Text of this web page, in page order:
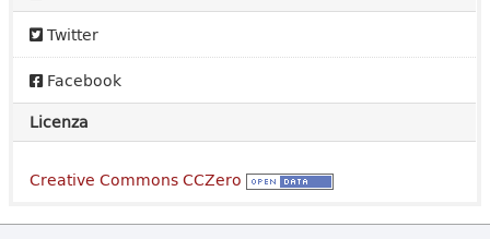
Twitter
Facebook
Licenza
Creative Commons CCZero